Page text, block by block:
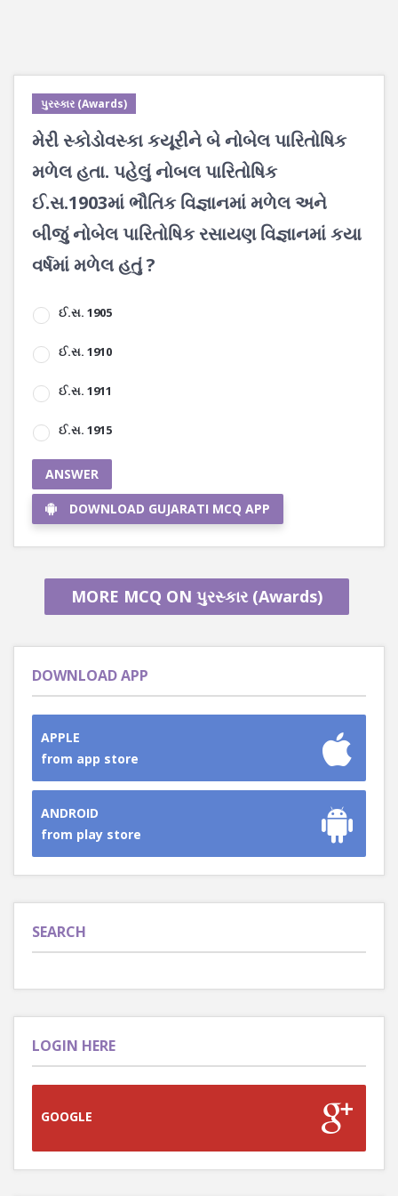
પુરસ્કાર (Awards)
મેરી સ્કોડોવસ્કા કયૂરીને બે નોબેલ પારિતોષિક
મળેલ હતા. પહેલું નોબલ પારિતોષિક
ઈ.સ.1903માં ભૌતિક વિજ્ઞાનમાં મળેલ અને
બીજું નોબેલ પારિતોષિક રસાયણ વિજ્ઞાનમાં કયા
વર્ષમાં મળેલ હતું ?
ઈ.સ‌. 1905
ઈ.સ. 1910
ઈ.સ. 1911
ઈ.સ. 1915
ANSWER
DOWNLOAD GUJARATI MCQ APP
MORE MCQ ON પુરસ્કાર (Awards)
DOWNLOAD APP
APPLE
from app store
ANDROID
from play store
SEARCH
LOGIN HERE
GOOGLE